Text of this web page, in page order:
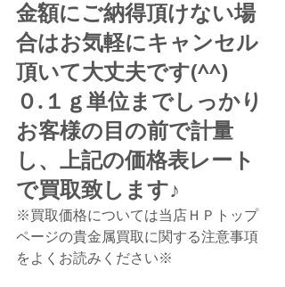
金額にご納得頂けない場
合はお気軽にキャンセル
頂いて大丈夫です(^^)
０.１ｇ単位までしっかり
お客様の目の前で計量
し、上記の価格表レート
で買取致します♪
※買取価格については当店ＨＰトップ
ページの貴金属買取に関する注意事項
をよくお読みください※